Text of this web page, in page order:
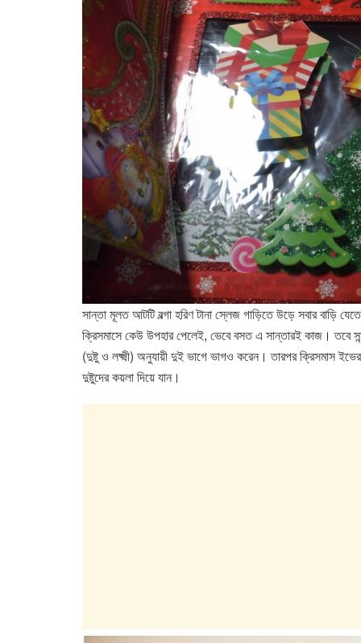
সান্তা মূলত আটটি বল্গা হরিণ টানা স্লেজ গাড়িতে উড়ে সবার বাড়ি
ক্রিসমাসে কেউ উপহার পেলেই, ভেবে বসত এ সান্তারই কাজ। তবে
(দুষ্টু ও লক্ষ্মী) অনুযায়ী দুই ভাগে ভাগও করেন। তারপর ক্রিসমাস
দুষ্টুদের কয়লা দিয়ে যান।